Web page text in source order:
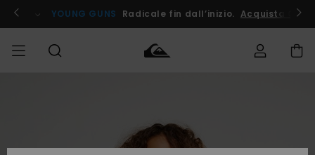
informazioni
prodotto
! YOUNG GUNS Radicale fin dall’inizio. Acquista Ora
Accessori
Accessori
Nuovi
Spedizione